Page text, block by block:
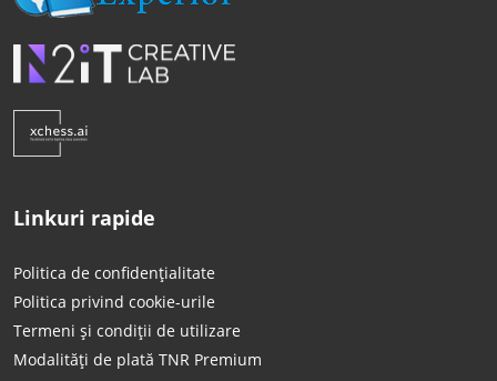
Linkuri rapide
Politica de confidențialitate
Politica privind cookie-urile
Termeni și condiții de utilizare
Modalități de plată TNR Premium